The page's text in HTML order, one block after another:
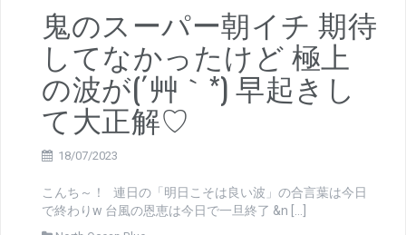
鬼のスーパー朝イチ 期待
してなかったけど 極上
の波が(´艸｀*) 早起きし
て大正解♡
18/07/2023
こんち～！ 連日の「明日こそは良い波」の合言葉は今日
で終わりw 台風の恩恵は今日で一旦終了 &n […]